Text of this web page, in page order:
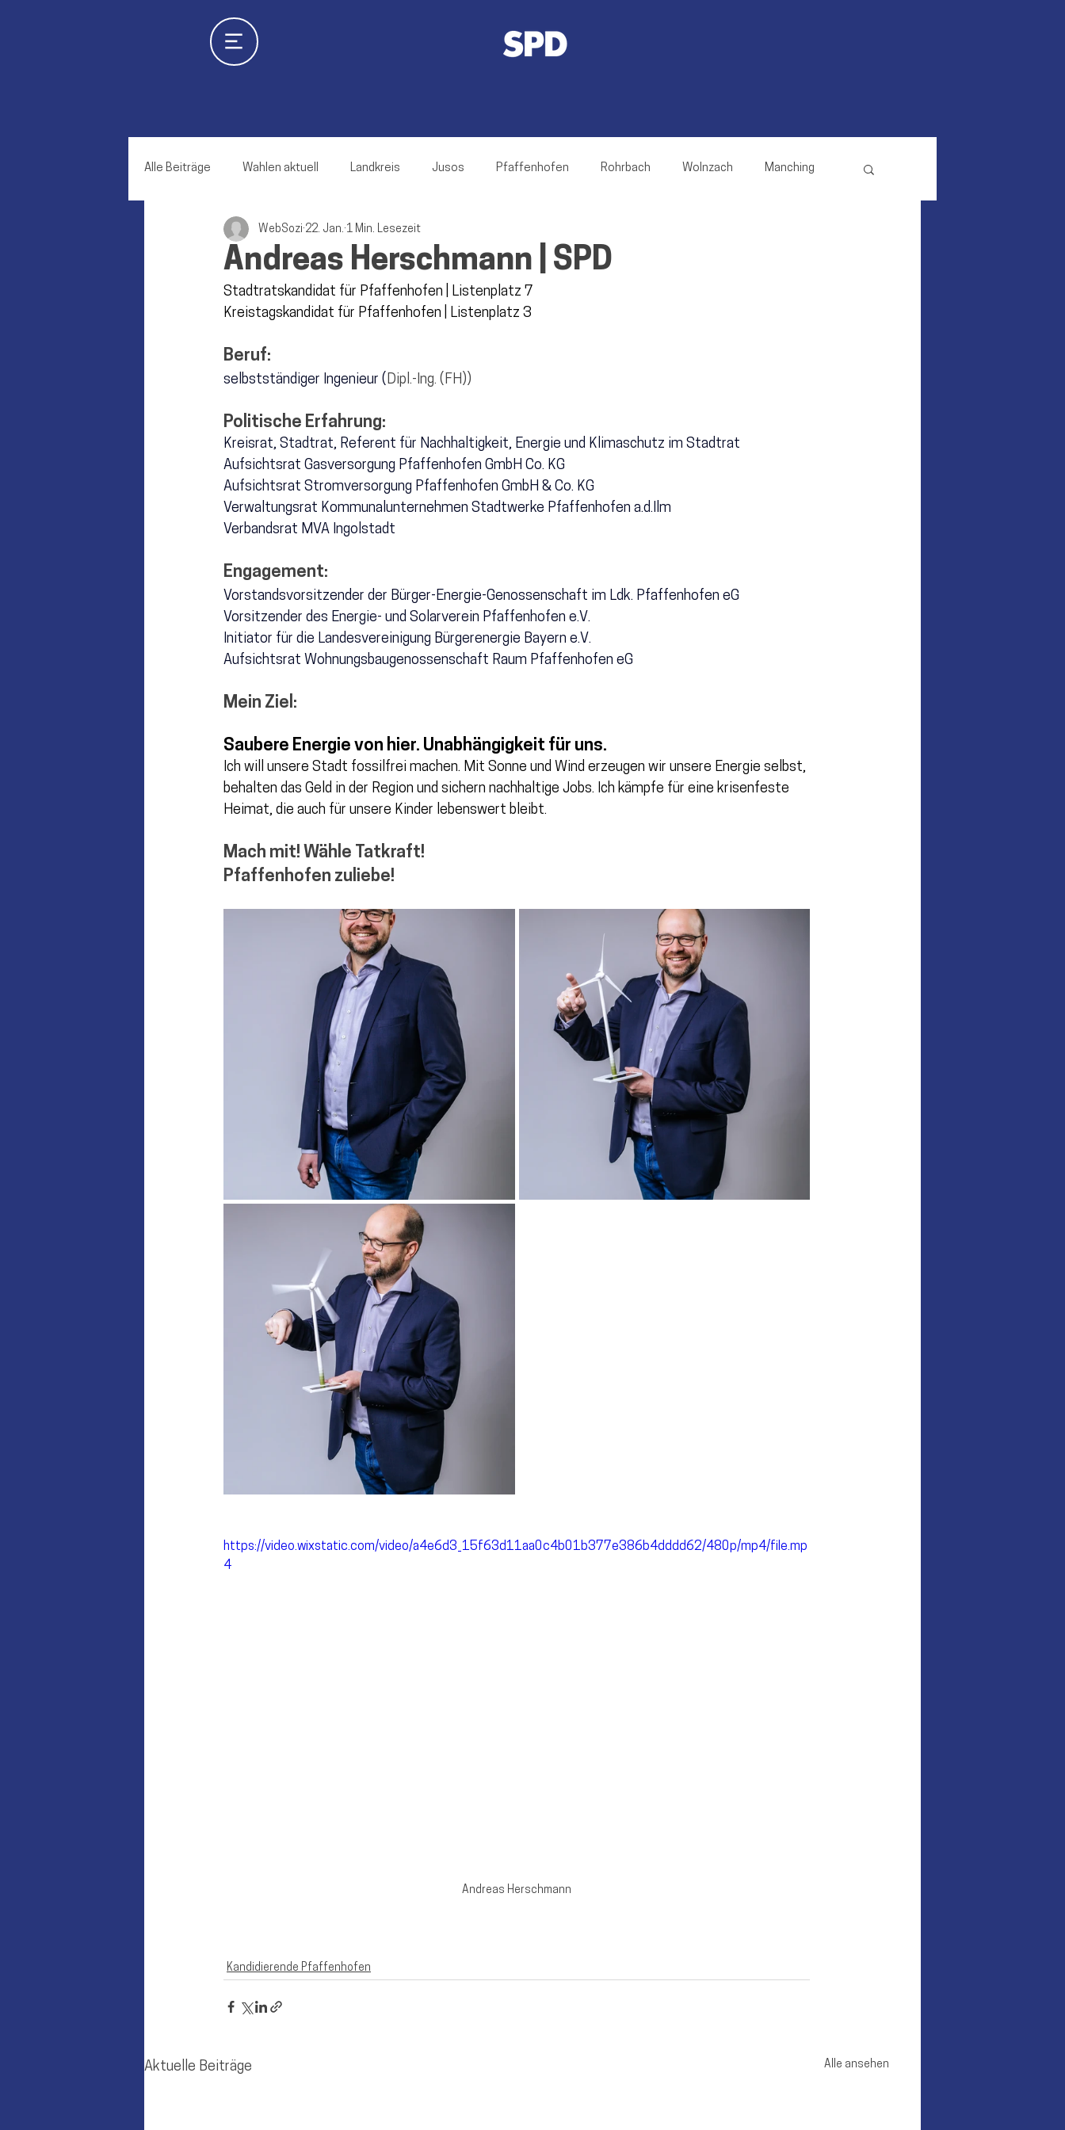
Alle Beiträge Wahlen aktuell Landkreis Jusos Pfaffenhofen Rohrbach Wolnzach Manching
Scheyern Geisenfeld Ernsgaden
Schweitenkirchen Gerolsbach Hohenwart Reichertshofen
Münchsmünster
Andreas Herschmann | SPD
WebSozi 22. Jan. 1 Min. Lesezeit
Stadtratskandidat für Pfaffenhofen | Listenplatz 7
Kreistagskandidat für Pfaffenhofen | Listenplatz 3
Beruf:
selbstständiger Ingenieur (Dipl.-Ing. (FH))
Politische Erfahrung:
Kreisrat, Stadtrat, Referent für Nachhaltigkeit, Energie und Klimaschutz im Stadtrat
Aufsichtsrat Gasversorgung Pfaffenhofen GmbH Co. KG
Aufsichtsrat Stromversorgung Pfaffenhofen GmbH & Co. KG
Verwaltungsrat Kommunalunternehmen Stadtwerke Pfaffenhofen a.d.Ilm
Verbandsrat MVA Ingolstadt
Engagement:
Vorstandsvorsitzender der Bürger-Energie-Genossenschaft im Ldk. Pfaffenhofen eG
Vorsitzender des Energie- und Solarverein Pfaffenhofen e.V.
Initiator für die Landesvereinigung Bürgerenergie Bayern e.V.
Aufsichtsrat Wohnungsbaugenossenschaft Raum Pfaffenhofen eG
Mein Ziel:
Saubere Energie von hier. Unabhängigkeit für uns.
Ich will unsere Stadt fossilfrei machen. Mit Sonne und Wind erzeugen wir unsere Energie selbst,
behalten das Geld in der Region und sichern nachhaltige Jobs. Ich kämpfe für eine krisenfeste
Heimat, die auch für unsere Kinder lebenswert bleibt.
Mach mit! Wähle Tatkraft!
Pfaffenhofen zuliebe!
https://video.wixstatic.com/video/a4e6d3_15f63d11aa0c4b01b377e386b4dddd62/480p/mp4/file.mp
4
Andreas Herschmann
Kandidierende Pfaffenhofen
Aktuelle Beiträge Alle ansehen